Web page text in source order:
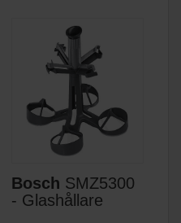
Bosch SMZ5300
- Glashållare